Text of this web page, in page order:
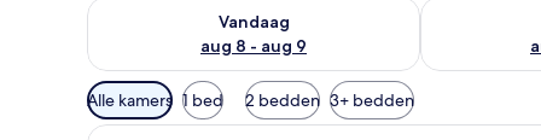
Vandaag
aug 8 - aug 9
De beschikbaarheid controleren voor vanavond aug
De
Beschikbare
filters
Alle kamers 1 bed 2 bedden 3+ bedden
Een moderne hotelkamer